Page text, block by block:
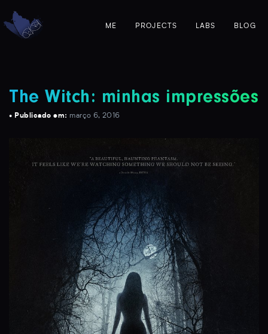
ME PROJECTS LABS BLOG
The Witch: minhas impressões
• Publicado em: março 6, 2016